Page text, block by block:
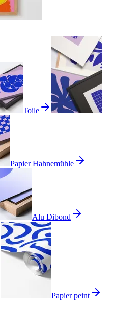
Toile
Papier Hahnemühle
Alu Dibond
Papier peint